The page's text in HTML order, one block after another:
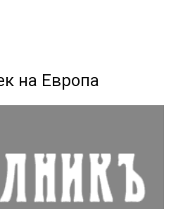
на Европа